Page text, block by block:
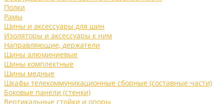
Полки
Рамы
Шины и аксессуары для шин
Изоляторы и аксессуары к ним
Направляющие, держатели
Шины алюминиевые
Шины комплектные
Шины медные
Шкафы телекоммуникационные сборные (составные части)
Боковые панели (стенки)
Вертикальные стойки и опоры